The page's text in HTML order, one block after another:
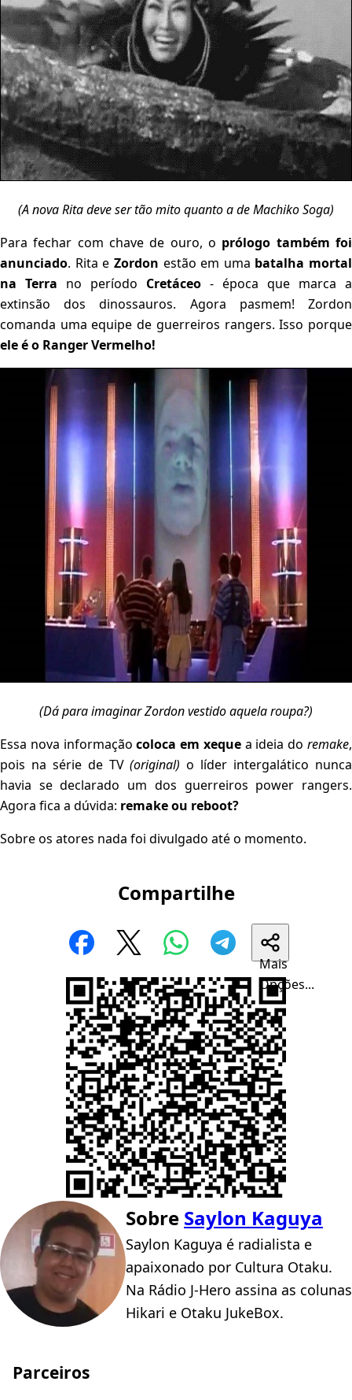
(A nova Rita deve ser tão mito quanto a de Machiko Soga)
Para fechar com chave de ouro, o prólogo também foi
anunciado. Rita e Zordon estão em uma batalha mortal
na Terra no período Cretáceo - época que marca a
extinsão dos dinossauros. Agora pasmem! Zordon
comanda uma equipe de guerreiros rangers. Isso porque
ele é o Ranger Vermelho!
(Dá para imaginar Zordon vestido aquela roupa?)
Essa nova informaçãocoloca em xeque a ideia doremake,
pois na série de TV(original) o líder intergalático nunca
havia se declarado um dos guerreiros power rangers.
Agora fica a dúvida: remake ou reboot?
Sobre os atores nada foi divulgado até o momento.
Compartilhe
Mais
Opções...
Sobre Saylon Kaguya
Saylon Kaguya é radialista e
apaixonado por Cultura Otaku.
Na Rádio J-Hero assina as colunas
Hikari e Otaku JukeBox.
Parceiros